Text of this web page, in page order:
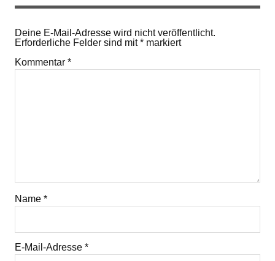
Deine E-Mail-Adresse wird nicht veröffentlicht.
Erforderliche Felder sind mit* markiert
Kommentar *
Name *
E-Mail-Adresse *